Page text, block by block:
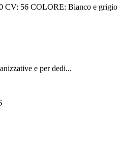
CV: 56 COLORE: Bianco e
e per dedi...